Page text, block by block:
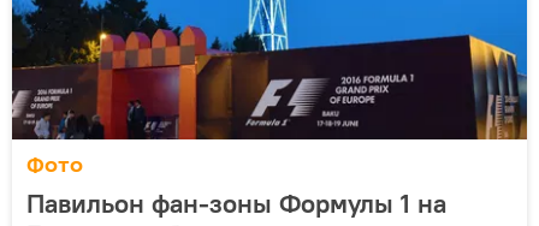
Фото
Павильон фан-зоны Формулы 1 на